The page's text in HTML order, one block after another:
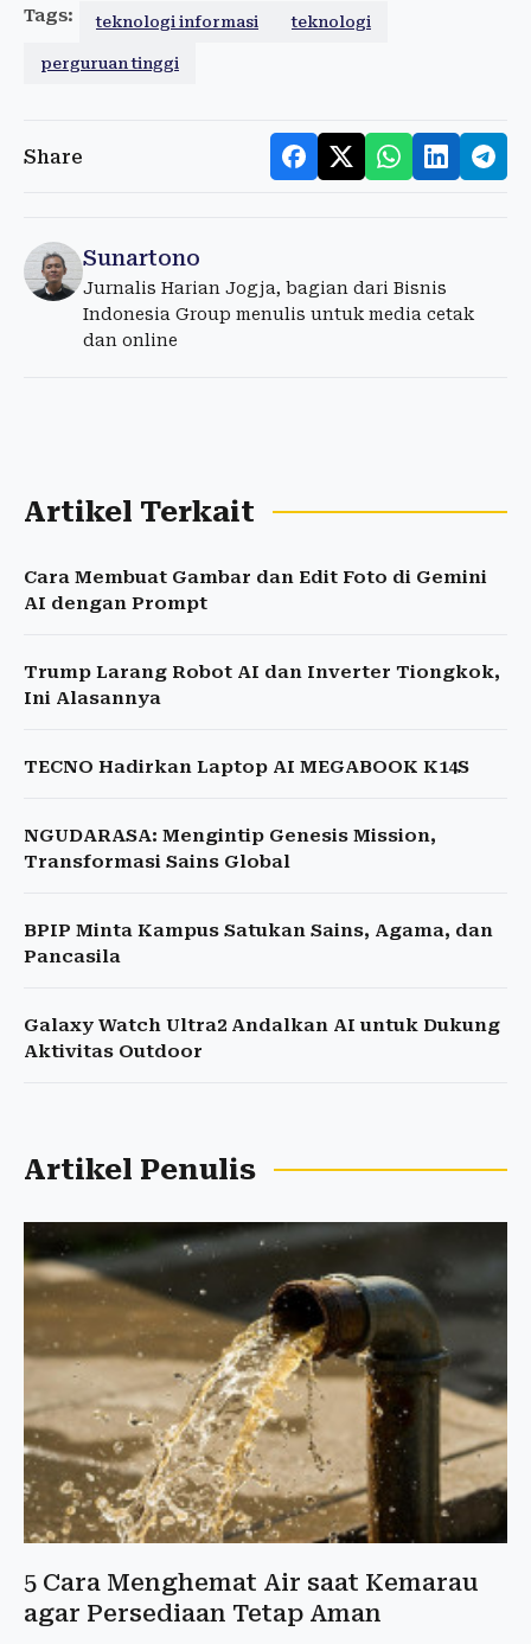
Tags: teknologi informasi teknologi
perguruan tinggi
Share
Sunartono
Jurnalis Harian Jogja, bagian dari Bisnis
Indonesia Group menulis untuk media cetak
dan online
Artikel Terkait
Cara Membuat Gambar dan Edit Foto di Gemini
AI dengan Prompt
Trump Larang Robot AI dan Inverter Tiongkok,
Ini Alasannya
TECNO Hadirkan Laptop AI MEGABOOK K14S
NGUDARASA: Mengintip Genesis Mission,
Transformasi Sains Global
BPIP Minta Kampus Satukan Sains, Agama, dan
Pancasila
Galaxy Watch Ultra2 Andalkan AI untuk Dukung
Aktivitas Outdoor
Artikel Penulis
5 Cara Menghemat Air saat Kemarau
agar Persediaan Tetap Aman